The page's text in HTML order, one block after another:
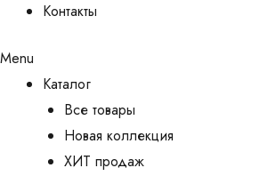
Контакты
Menu
Каталог
Все товары
Новая коллекция
ХИТ продаж